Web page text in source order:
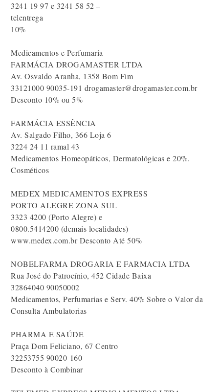
3241 19 97 e 3241 58 52 –
telentrega
10%
Medicamentos e Perfumaria
FARMÁCIA DROGAMASTER LTDA
Av. Osvaldo Aranha, 1358 Bom Fim
33121000 90035-191 drogamaster@drogamaster.com.br
Desconto 10% ou 5%
FARMÁCIA ESSÊNCIA
Av. Salgado Filho, 366 Loja 6
3224 24 11 ramal 43
Medicamentos Homeopáticos, Dermatológicas e 20%.
Cosméticos
MEDEX MEDICAMENTOS EXPRESS
PORTO ALEGRE ZONA SUL
3323 4200 (Porto Alegre) e
0800.5414200 (demais localidades)
www.medex.com.br Desconto Até 50%
NOBELFARMA DROGARIA E FARMACIA LTDA
Rua José do Patrocínio, 452 Cidade Baixa
32864040 90050002
Medicamentos, Perfumarias e Serv. 40% Sobre o Valor da
Consulta Ambulatorias
PHARMA E SAÚDE
Praça Dom Feliciano, 67 Centro
32253755 90020-160
Desconto à Combinar